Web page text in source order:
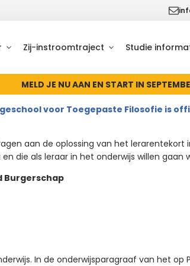
Zij-instroomtraject Studie
MELD JE NU AAN EN START IN
voor Toegepaste Filosofie is
aan de oplossing van het
die als leraar in het onderwijs willen gaan
Burgerschap
In de onderwijsparagraaf van het